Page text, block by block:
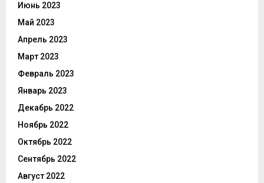
Июнь 2023
Май 2023
Апрель 2023
Март 2023
Февраль 2023
Январь 2023
Декабрь 2022
Ноябрь 2022
Октябрь 2022
Сентябрь 2022
Август 2022